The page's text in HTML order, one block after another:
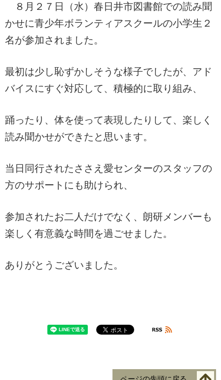
８月２７日（水）春日井市図書館での読み聞
かせに青少年ボランティアスクールの小学生２
名が参加されました。
最初は少し恥ずかしそうな様子でしたが、アド
バイスにすぐ対応して、積極的に取り組み、
踊ったり、体を使って表現したりして、楽しく
読み聞かせができたと思います。
当日同行されたささえ愛センターのスタッフの
方のサポートにも助けられ、
参加されたお二人だけでなく、朗研メンバーも
楽しく有意義な時間を過ごせました。
ありがとうございました。